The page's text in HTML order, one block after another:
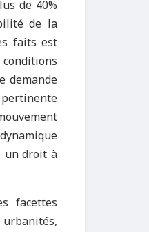
de 40%
de la
faits est
demande
un droit à
facettes